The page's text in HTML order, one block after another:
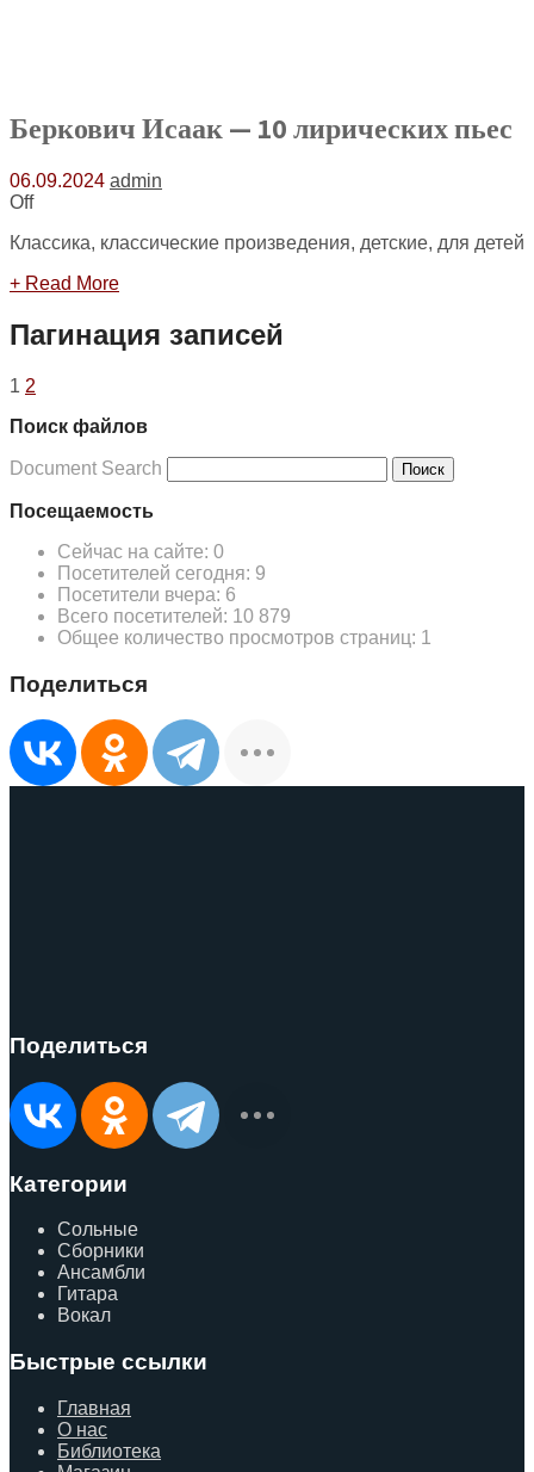
Беркович Исаак — 10 лирических пьес
06.09.2024 admin
Off
Классика, классические произведения, детские, для детей
+ Read More
Пагинация записей
1 2
Поиск файлов
Document Search Поиск
Посещаемость
Сейчас на сайте: 0
Посетителей сегодня: 9
Посетители вчера: 6
Всего посетителей: 10 879
Общее количество просмотров страниц: 1
Поделиться
Поделиться
Категории
Сольные
Сборники
Ансамбли
Гитара
Вокал
Быстрые ссылки
Главная
О нас
Библиотека